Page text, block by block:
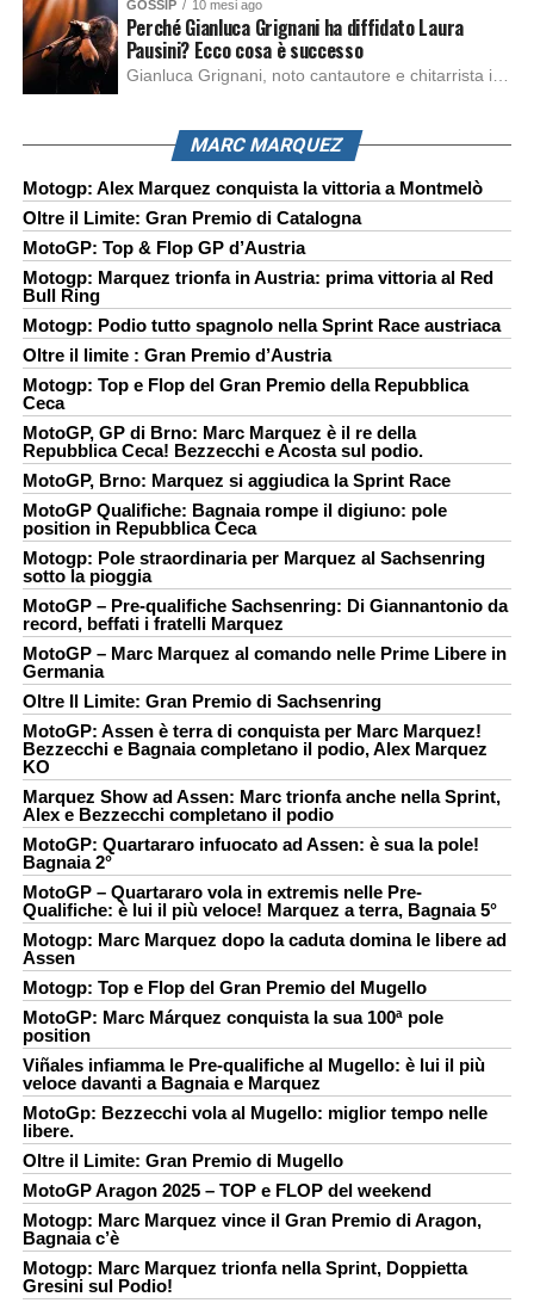
GOSSIP 10 mesi ago
Perché Gianluca Grignani ha diffidato Laura
Pausini? Ecco cosa è successo
MARC MARQUEZ
Motogp: Alex Marquez conquista la vittoria a Montmelò
Oltre il Limite: Gran Premio di Catalogna
MotoGP: Top & Flop GP d’Austria
Motogp: Marquez trionfa in Austria: prima vittoria al Red
Bull Ring
Motogp: Podio tutto spagnolo nella Sprint Race austriaca
Oltre il limite : Gran Premio d’Austria
Motogp: Top e Flop del Gran Premio della Repubblica
Ceca
MotoGP, GP di Brno: Marc Marquez è il re della
Repubblica Ceca! Bezzecchi e Acosta sul podio.
MotoGP, Brno: Marquez si aggiudica la Sprint Race
MotoGP Qualifiche: Bagnaia rompe il digiuno: pole
position in Repubblica Ceca
Motogp: Pole straordinaria per Marquez al Sachsenring
sotto la pioggia
MotoGP – Pre-qualifiche Sachsenring: Di Giannantonio da
record, beffati i fratelli Marquez
MotoGP – Marc Marquez al comando nelle Prime Libere in
Germania
Oltre Il Limite: Gran Premio di Sachsenring
MotoGP: Assen è terra di conquista per Marc Marquez!
Bezzecchi e Bagnaia completano il podio, Alex Marquez
KO
Marquez Show ad Assen: Marc trionfa anche nella Sprint,
Alex e Bezzecchi completano il podio
MotoGP: Quartararo infuocato ad Assen: è sua la pole!
Bagnaia 2°
MotoGP – Quartararo vola in extremis nelle Pre-
Qualifiche: è lui il più veloce! Marquez a terra, Bagnaia 5°
Motogp: Marc Marquez dopo la caduta domina le libere ad
Assen
Motogp: Top e Flop del Gran Premio del Mugello
MotoGP: Marc Márquez conquista la sua 100ª pole
position
Viñales infiamma le Pre-qualifiche al Mugello: è lui il più
veloce davanti a Bagnaia e Marquez
MotoGp: Bezzecchi vola al Mugello: miglior tempo nelle
libere.
Oltre il Limite: Gran Premio di Mugello
MotoGP Aragon 2025 – TOP e FLOP del weekend
Motogp: Marc Marquez vince il Gran Premio di Aragon,
Bagnaia c’è
Motogp: Marc Marquez trionfa nella Sprint, Doppietta
Gresini sul Podio!